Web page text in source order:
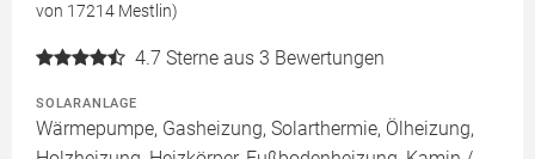
von 17214 Mestlin)
4.7 Sterne aus 3 Bewertungen
SOLARANLAGE
Wärmepumpe, Gasheizung, Solarthermie, Ölheizung,